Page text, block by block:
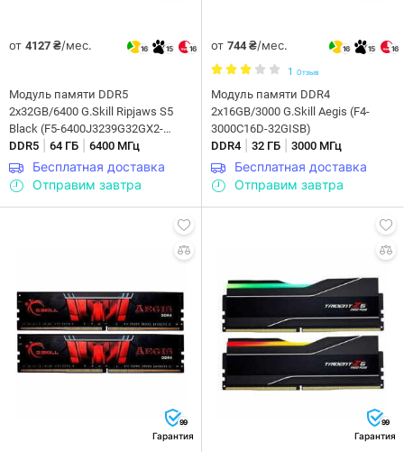
от 4127 ₴/мес. 16 15 16
Модуль памяти DDR5
2x32GB/6400 G.Skill Ripjaws S5
Black (F5-6400J3239G32GX2-
RS5K)
DDR5 64 ГБ 6400 МГц
Бесплатная доставка
Отправим завтра
от 744 ₴/мес. 16 15 16
1 Отзыв
Модуль памяти DDR4
2x16GB/3000 G.Skill Aegis (F4-
3000C16D-32GISB)
DDR4
32 ГБ 3000 МГц
Бесплатная доставка
Отправим завтра
99
Гарантия
99
Гарантия